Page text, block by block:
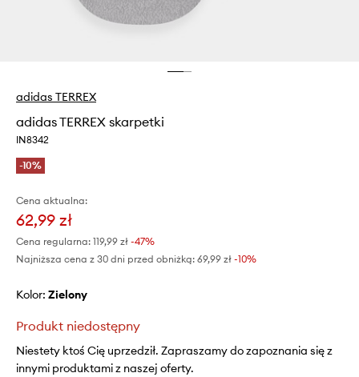
adidas TERREX
adidas TERREX skarpetki
IN8342
-10%
Cena aktualna:
62,99 zł
Cena regularna: 119,99 zł -47%
Najniższa cena z 30 dni przed obniżką: 69,99 zł -10%
Kolor: zielony
Produkt niedostępny
Niestety ktoś Cię uprzedził. Zapraszamy do zapoznania się z
innymi produktami z naszej oferty.